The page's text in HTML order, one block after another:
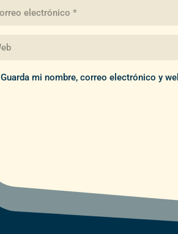
Guarda mi nombre, correo electrónico y